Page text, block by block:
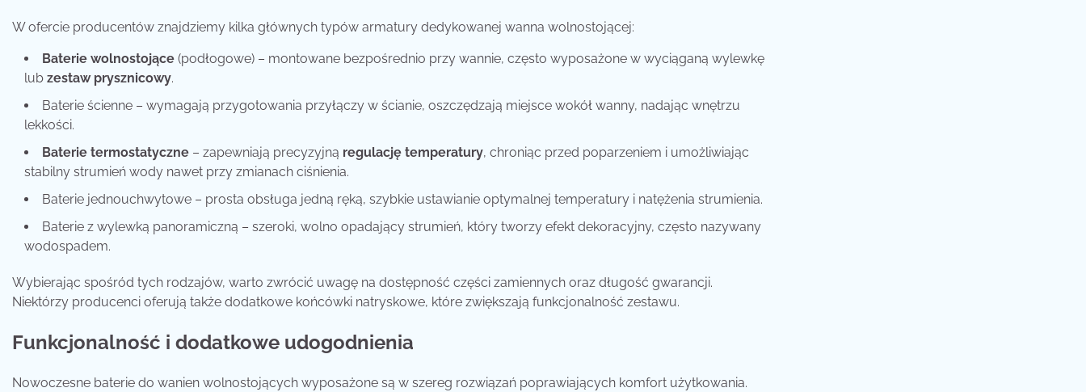
W ofercie producentów znajdziemy kilka głównych typów armatury dedykowanej wanna wolnostojącej:
Baterie wolnostojące (podłogowe) – montowane bezpośrednio przy wannie, często wyposażone w wyciąganą wylewkę
lub zestaw prysznicowy.
Baterie ścienne – wymagają przygotowania przyłączy w ścianie, oszczędzają miejsce wokół wanny, nadając wnętrzu
lekkości.
Baterie termostatyczne – zapewniają precyzyjną regulację temperatury, chroniąc przed poparzeniem i umożliwiając
stabilny strumień wody nawet przy zmianach ciśnienia.
Baterie jednouchwytowe – prosta obsługa jedną ręką, szybkie ustawianie optymalnej temperatury i natężenia strumienia.
Baterie z wylewką panoramiczną – szeroki, wolno opadający strumień, który tworzy efekt dekoracyjny, często nazywany
wodospadem.
Wybierając spośród tych rodzajów, warto zwrócić uwagę na dostępność części zamiennych oraz długość gwarancji.
Niektórzy producenci oferują także dodatkowe końcówki natryskowe, które zwiększają funkcjonalność zestawu.
Funkcjonalność i dodatkowe udogodnienia
Nowoczesne baterie do wanien wolnostojących wyposażone są w szereg rozwiązań poprawiających komfort użytkowania.